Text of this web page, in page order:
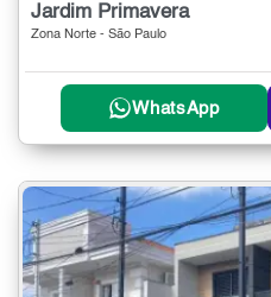
Jardim Primavera
Zona Norte - São Paulo
WhatsApp